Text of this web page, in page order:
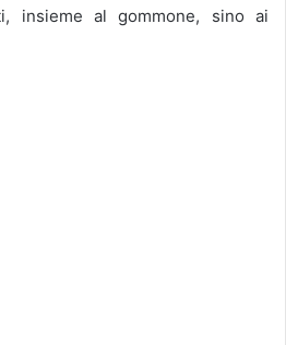
insieme al gommone, sino ai